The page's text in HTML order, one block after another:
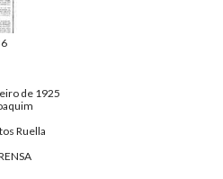
de 1925
Ruella